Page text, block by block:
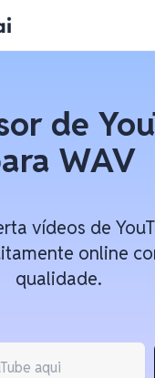
de
WAV
vídeos de
online
qualidade.